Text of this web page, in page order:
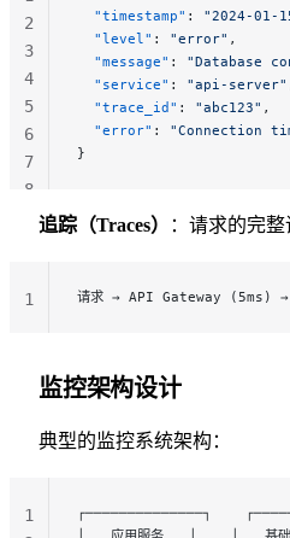
  "timestamp"
: "2024-01-
  "level"
: "error" ,
  "message"
: "Database
  "service"
: "api-server"
  "trace_id"
: "abc123" ,
  "error"
: "Connection
}
2
3
4
5
6
7
8
追踪（Traces） ：请求的完
请求 → API Gateway (5ms)
1
监控架构设计
典型的监控系统架构：
┌──────────────┐
1